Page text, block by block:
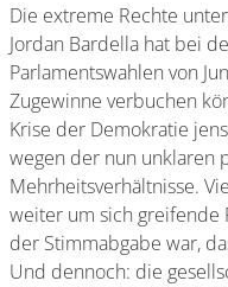
Die extreme Rechte
Jordan Bardella hat bei
Parlamentswahlen von
Zugewinne verbuchen
Krise der Demokratie
wegen der nun unklaren
Mehrheitsverhältnisse.
weiter um sich greifende
der Stimmabgabe war,
Und dennoch: die